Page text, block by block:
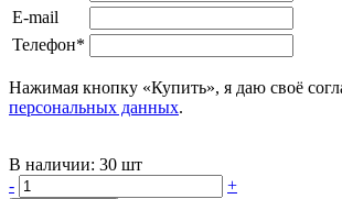
E-mail
Телефон*
Нажимая кнопку «Купить», я даю своё
персональных данных.
В наличии: 30 шт
-
+